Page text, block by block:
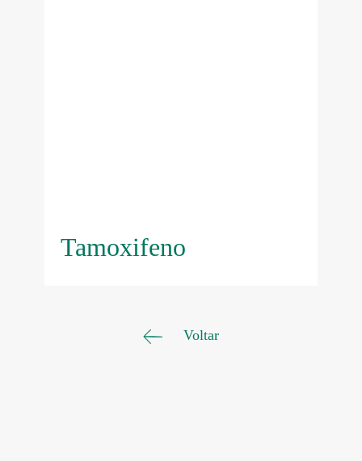
Tamoxifeno
Voltar